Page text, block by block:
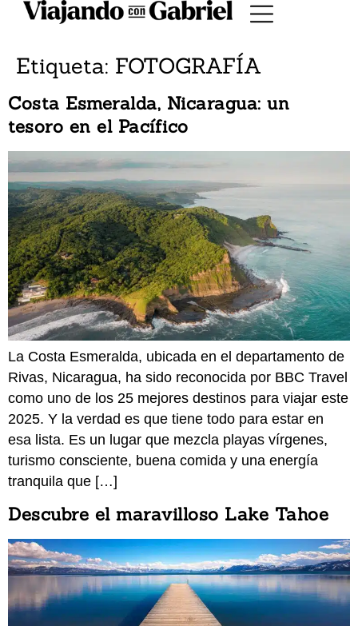
Etiqueta: FOTOGRAFÍA
Costa Esmeralda, Nicaragua: un
tesoro en el Pacífico
La Costa Esmeralda, ubicada en el departamento de
Rivas, Nicaragua, ha sido reconocida por BBC Travel
como uno de los 25 mejores destinos para viajar este
2025. Y la verdad es que tiene todo para estar en
esa lista. Es un lugar que mezcla playas vírgenes,
turismo consciente, buena comida y una energía
tranquila que […]
Descubre el maravilloso Lake Tahoe